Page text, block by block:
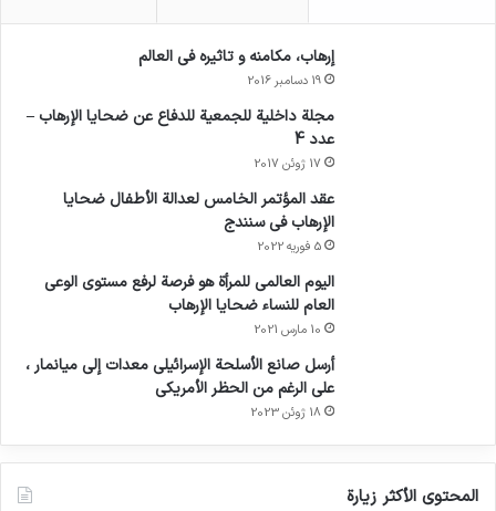
إرهاب، مكامنه و تاثيره في العالم
19 دسامبر 2016
مجلة داخلية للجمعية للدفاع عن ضحايا الإرهاب –
عدد 4
17 ژوئن 2017
عقد المؤتمر الخامس لعدالة الأطفال ضحايا
الإرهاب في سنندج
5 فوریه 2022
اليوم العالمي للمرأة هو فرصة لرفع مستوى الوعي
العام للنساء ضحايا الإرهاب
10 مارس 2021
أرسل صانع الأسلحة الإسرائيلي معدات إلى ميانمار ،
على الرغم من الحظر الأمريكي
18 ژوئن 2023
المحتوى الأكثر زيارة